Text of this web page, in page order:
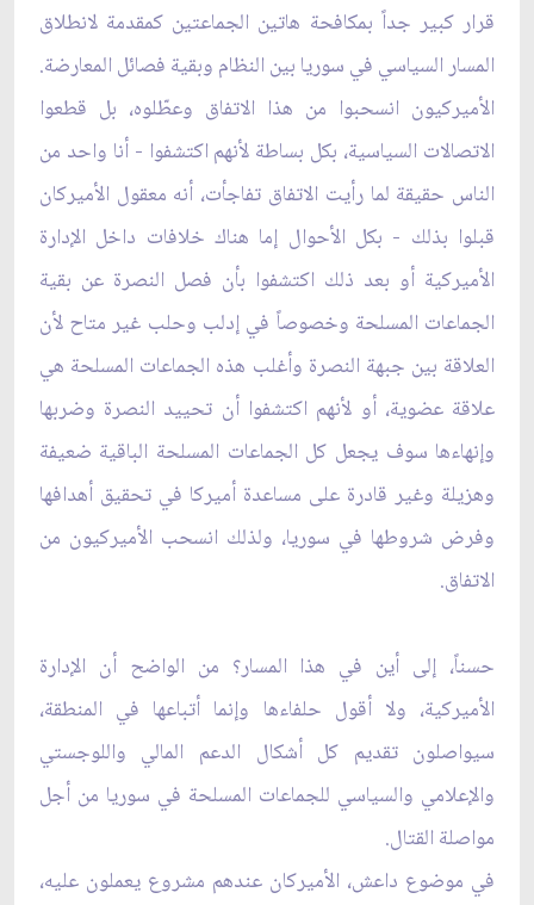
قرار كبير جداً بمكافحة هاتين الجماعتين كمقدمة لانطلاق
المسار السياسي في سوريا بين النظام وبقية فصائل المعارضة.
الأميركيون انسحبوا من هذا الاتفاق وعطّلوه، بل قطعوا
الاتصالات السياسية، بكل بساطة لأنهم اكتشفوا - أنا واحد من
الناس حقيقة لما رأيت الاتفاق تفاجأت، أنه معقول الأميركان
قبلوا بذلك - بكل الأحوال إما هناك خلافات داخل الإدارة
الأميركية أو بعد ذلك اكتشفوا بأن فصل النصرة عن بقية
الجماعات المسلحة وخصوصاً في إدلب وحلب غير متاح لأن
العلاقة بين جبهة النصرة وأغلب هذه الجماعات المسلحة هي
علاقة عضوية، أو لأنهم اكتشفوا أن تحييد النصرة وضربها
وإنهاءها سوف يجعل كل الجماعات المسلحة الباقية ضعيفة
وهزيلة وغير قادرة على مساعدة أميركا في تحقيق أهدافها
وفرض شروطها في سوريا، ولذلك انسحب الأميركيون من
الاتفاق.
حسناً، إلى أين في هذا المسار؟ من الواضح أن الإدارة
الأميركية، ولا أقول حلفاءها وإنما أتباعها في المنطقة،
سيواصلون تقديم كل أشكال الدعم المالي واللوجستي
والإعلامي والسياسي للجماعات المسلحة في سوريا من أجل
مواصلة القتال.
في موضوع داعش، الأميركان عندهم مشروع يعملون عليه،